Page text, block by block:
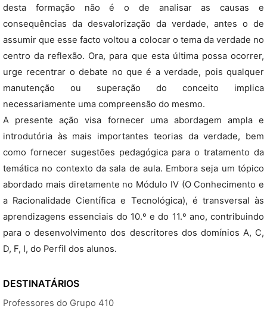
desta formação não é o de analisar as causas e
consequências da desvalorização da verdade, antes o de
assumir que esse facto voltou a colocar o tema da verdade no
centro da reflexão. Ora, para que esta última possa ocorrer,
urge recentrar o debate no que é a verdade, pois qualquer
manutenção ou superação do conceito implica
necessariamente uma compreensão do mesmo.
A presente ação visa fornecer uma abordagem ampla e
introdutória às mais importantes teorias da verdade, bem
como fornecer sugestões pedagógica para o tratamento da
temática no contexto da sala de aula. Embora seja um tópico
abordado mais diretamente no Módulo IV (O Conhecimento e
a Racionalidade Científica e Tecnológica), é transversal às
aprendizagens essenciais do 10.º e do 11.º ano, contribuindo
para o desenvolvimento dos descritores dos domínios A, C,
D, F, I, do Perfil dos alunos.
DESTINATÁRIOS
Professores do Grupo 410